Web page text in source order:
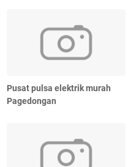
Pusat pulsa elektrik murah
Pagedongan